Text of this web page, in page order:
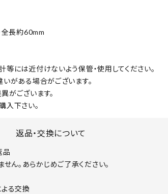
全長約60mm
には近付けないよう保管・使用してください。
がある場合がございます。
がございます。
入下さい。
返品・交換について
品
せん。あらかじめご了承ください。
る交換